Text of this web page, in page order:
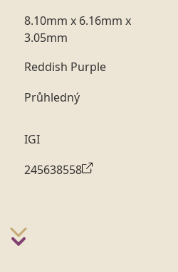
8.10mm x 6.16mm x
3.05mm
Reddish Purple
Průhledný
IGI
245638558